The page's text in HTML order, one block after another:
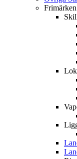
Frimärken